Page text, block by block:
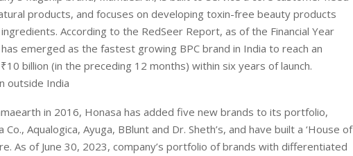
products, and focuses on developing toxin-free beauty products
According to the RedSeer Report, as of the Financial Year
emerged as the fastest growing BPC brand in India to reach an
billion (in the preceding 12 months) within six years of launch.
outside India
in 2016, Honasa has added five new brands to its portfolio,
Aqualogica, Ayuga, BBlunt and Dr. Sheth’s, and have built a ‘House of
As of June 30, 2023, company’s portfolio of brands with differentiated